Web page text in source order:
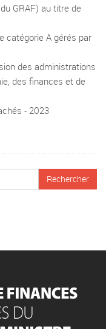
GRAF) au titre de
catégorie A gérés par
des administrations
des finances et de
- 2023